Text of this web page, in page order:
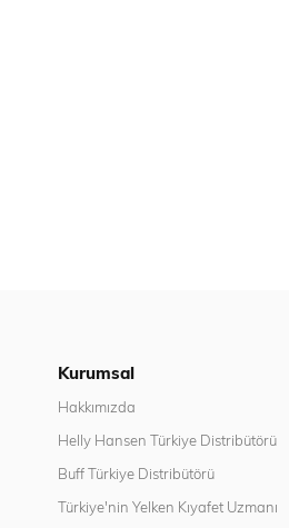
Kurumsal
Hakkımızda
Helly Hansen Türkiye Distribütörü
Buff Türkiye Distribütörü
Türkiye'nin Yelken Kıyafet Uzmanı